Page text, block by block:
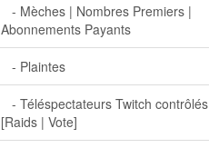
- Mèches | Nombres Premiers |
Abonnements Payants
- Plaintes
- Téléspectateurs Twitch contrôlés
[Raids | Vote]